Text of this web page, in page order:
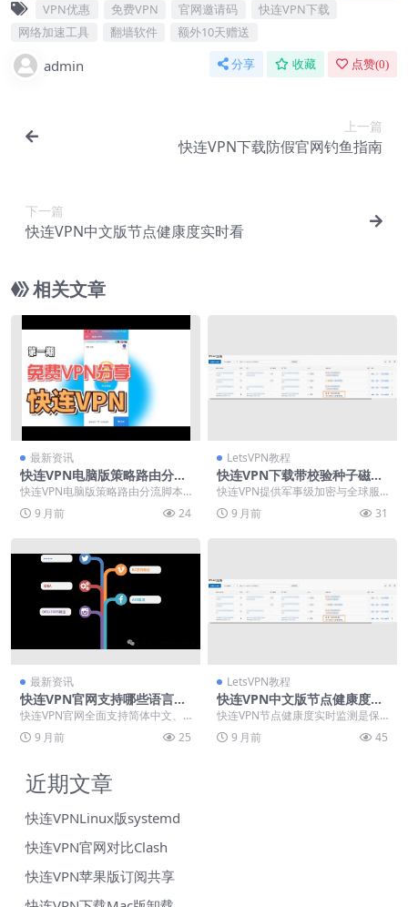
VPN优惠 免费VPN 官网邀请码
快连VPN下载
网络加速工具
翻墙软件 额外10天赠送
admin 分享 收藏 点赞(0)
上一篇
快连VPN下载防假官网钓鱼指南
下一篇
快连VPN中文版节点健康度实时看
相关文章
最新资讯
快连VPN电脑版策略路由分流
脚本
快连VPN电脑版策略路由分流脚本
实现国内外流量智能分配，通过动
态识别访问目标将跨...
9 月前 24
LetsVPN教程
快连VPN下载带校验种子磁力
链
快连VPN提供军事级加密与全球服
务器网络，确保用户安全访问互联
网并绕过地域限制。...
9 月前 31
最新资讯
快连VPN官网支持哪些语言？
2025年国际版与中文版对比
快连VPN官网全面支持简体中文、
英文等十多种语言，提供国际版与
中文版下载，满足不...
9 月前 25
LetsVPN教程
快连VPN中文版节点健康度实
时看
快连VPN节点健康度实时监测是保
障优质网络体验的核心功能，通过
动态评估服务器负载...
9 月前 45
近期文章
快连VPNLinux版systemd
快连VPN官网对比Clash
快连VPN苹果版订阅共享